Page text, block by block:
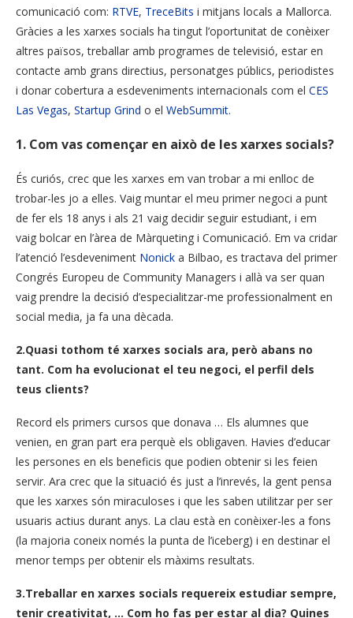
comunicació com: RTVE, TreceBits i mitjans locals a Mallorca.
Gràcies a les xarxes socials ha tingut l’oportunitat de conèixer
altres països, treballar amb programes de televisió, estar en
contacte amb grans directius, personatges públics, periodistes
i donar cobertura a esdeveniments internacionals com el CES
Las Vegas, Startup Grind o el WebSummit.
1. Com vas començar en això de les xarxes socials?
És curiós, crec que les xarxes em van trobar a mi enlloc de
trobar-les jo a elles. Vaig muntar el meu primer negoci a punt
de fer els 18 anys i als 21 vaig decidir seguir estudiant, i em
vaig bolcar en l’àrea de Màrqueting i Comunicació. Em va cridar
l’atenció l’esdeveniment Nonick a Bilbao, es tractava del primer
Congrés Europeu de Community Managers i allà va ser quan
vaig prendre la decisió d’especialitzar-me professionalment en
social media, ja fa una dècada.
2.Quasi tothom té xarxes socials ara, però abans no
tant. Com ha evolucionat el teu negoci, el perfil dels
teus clients?
Record els primers cursos que donava … Els alumnes que
venien, en gran part era perquè els obligaven. Havies d’educar
les persones en els beneficis que podien obtenir si les feien
servir. Ara crec que la situació és just a l’inrevés, la gent pensa
que les xarxes són miraculoses i que les saben utilitzar per ser
usuaris actius durant anys. La clau està en conèixer-les a fons
(la majoria coneix només la punta de l’iceberg) i en destinar el
menor temps per obtenir els màxims resultats.
3.Treballar en xarxes socials requereix estudiar sempre,
tenir creativitat, … Com ho fas per estar al dia? Quines